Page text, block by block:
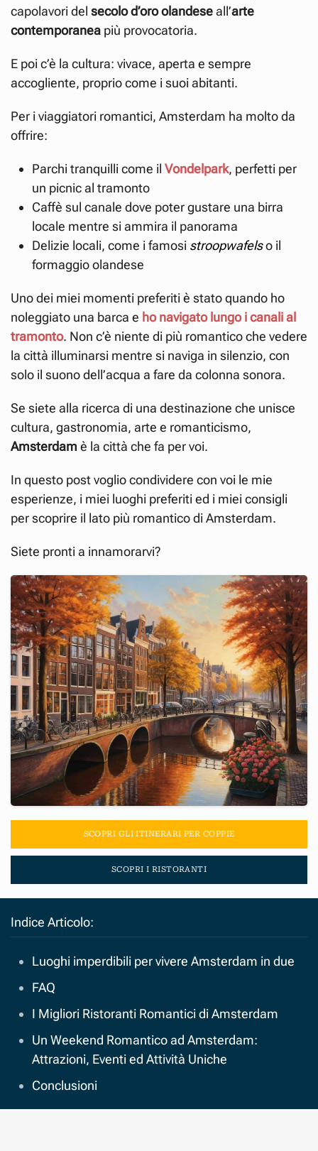
capolavori del secolo d’oro olandeseall’arte
contemporanea più provocatoria.
E poi c’è la cultura: vivace, aperta e sempre
accogliente, proprio come i suoi abitanti.
Per i viaggiatori romantici, Amsterdam ha molto da
offrire:
Parchi tranquilli come il Vondelpark, perfetti per
un picnic al tramonto
Caffè sul canale dove poter gustare una birra
locale mentre si ammira il panorama
Delizie locali, come i famosi stroopwafelso il
formaggio olandese
Uno dei miei momenti preferiti è stato quando ho
noleggiato una barca e ho navigato lungo i canali al
tramonto. Non c’è niente di più romantico che vedere
la città illuminarsi mentre si naviga in silenzio, con
solo il suono dell’acqua a fare da colonna sonora.
Se siete alla ricerca di una destinazione che unisce
cultura, gastronomia, arte e romanticismo,
Amsterdam è la città che fa per voi.
In questo post voglio condividere con voi le mie
esperienze, i miei luoghi preferiti ed i miei consigli
per scoprire il lato più romantico di Amsterdam.
Siete pronti a innamorarvi?
SCOPRI GLI ITINERARI PER COPPIE
SCOPRI I RISTORANTI
Indice Articolo:
Luoghi imperdibili per vivere Amsterdam in due
FAQ
I Migliori Ristoranti Romantici di Amsterdam
Un Weekend Romantico ad Amsterdam:
Attrazioni, Eventi ed Attività Uniche
Conclusioni